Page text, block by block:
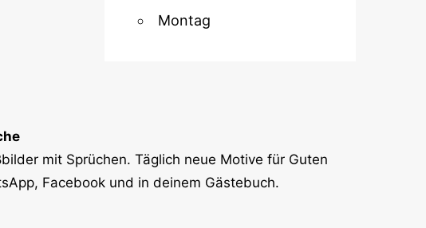
Montag
mit Sprüchen. Täglich neue Motive für Guten
Facebook und in deinem Gästebuch.